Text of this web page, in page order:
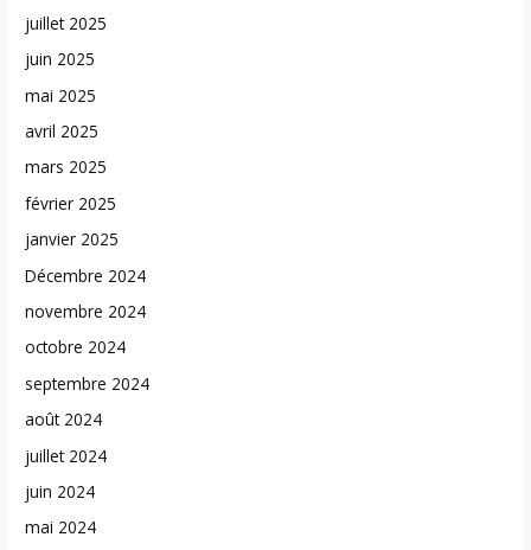
juillet 2025
juin 2025
mai 2025
avril 2025
mars 2025
février 2025
janvier 2025
Décembre 2024
novembre 2024
octobre 2024
septembre 2024
août 2024
juillet 2024
juin 2024
mai 2024